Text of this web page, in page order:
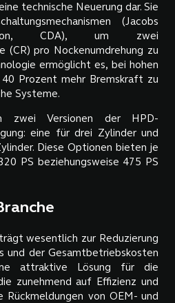
technische Neuerung dar. Sie
(Jacobs
CDA), um zwei
(CR) pro Nockenumdrehung zu
ermöglicht es, bei hohen
Prozent mehr Bremskraft zu
Systeme.
zwei Versionen der HPD-
eine für drei Zylinder und
Diese Optionen bieten je
PS beziehungsweise 475 PS
wesentlich zur Reduzierung
und der Gesamtbetriebskosten
attraktive Lösung für die
zunehmend auf Effizienz und
Rückmeldungen von OEM- und